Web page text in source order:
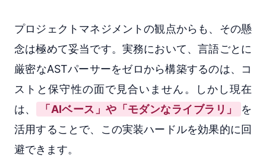
プロジェクトマネジメントの観点からも、その懸
念は極めて妥当です。実務において、言語ごとに
厳密なASTパーサーをゼロから構築するのは、コ
ストと保守性の面で見合いません。しかし現在
は、
「AIベース」や「モダンなライブラリ」
を
活用することで、この実装ハードルを効果的に回
避できます。